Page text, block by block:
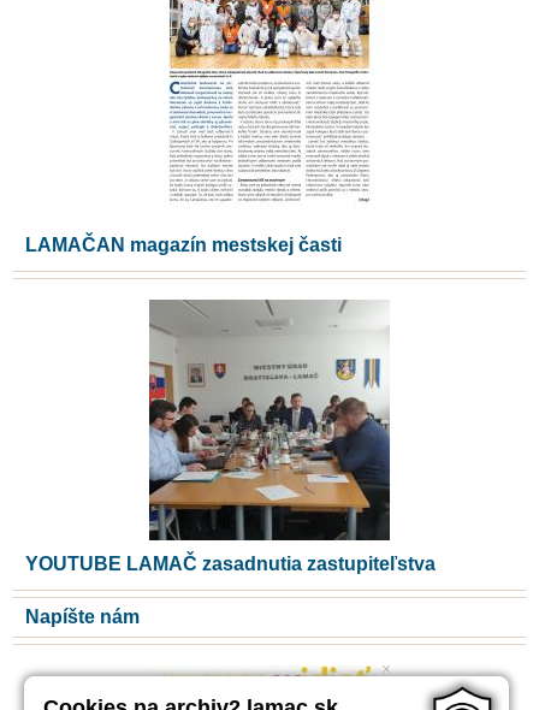
LAMAČAN magazín mestskej časti
YOUTUBE LAMAČ zasadnutia zastupiteľstva
Napíšte nám